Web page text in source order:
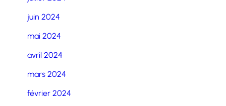
juin 2024
mai 2024
avril 2024
mars 2024
février 2024